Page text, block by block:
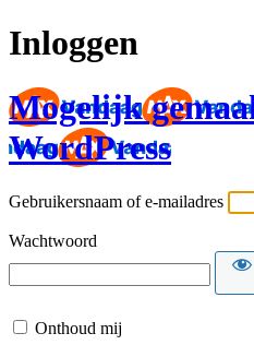
Inloggen
Mogelijk
WordPress
Gebruikersnaam of e-mailadres
Wachtwoord
Onthoud mij